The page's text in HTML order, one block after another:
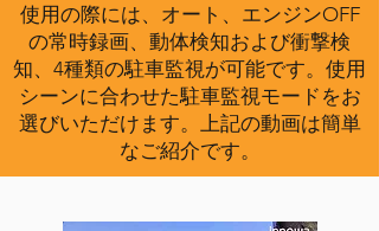
使用の際には、オート、エンジンOFF
の常時録画、動体検知および衝撃検
知、4種類の駐車監視が可能です。使用
シーンに合わせた駐車監視モードをお
選びいただけます。上記の動画は簡単
なご紹介です。